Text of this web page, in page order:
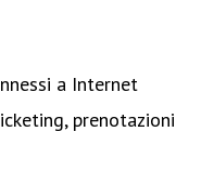
a Internet
prenotazioni